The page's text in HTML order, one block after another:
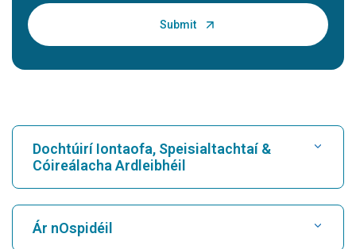
Dochtúirí Iontaofa, Speisialtachtaí &
Cóireálacha Ardleibhéil
Faigh Ospidéal
Ár nOspidéil